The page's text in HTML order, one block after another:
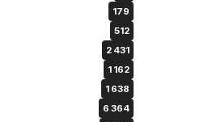
179
512
2 431
1 162
1 638
6 364